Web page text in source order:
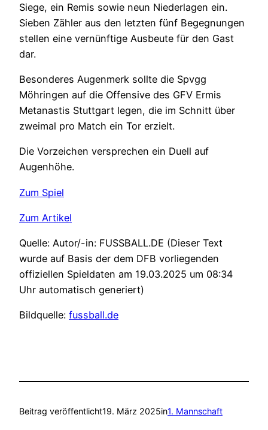
Siege, ein Remis sowie neun Niederlagen ein.
Sieben Zähler aus den letzten fünf Begegnungen
stellen eine vernünftige Ausbeute für den Gast
dar.
Besonderes Augenmerk sollte die Spvgg
Möhringen auf die Offensive des GFV Ermis
Metanastis Stuttgart legen, die im Schnitt über
zweimal pro Match ein Tor erzielt.
Die Vorzeichen versprechen ein Duell auf
Augenhöhe.
Zum Spiel
Zum Artikel
Quelle: Autor/-in: FUSSBALL.DE (Dieser Text
wurde auf Basis der dem DFB vorliegenden
offiziellen Spieldaten am 19.03.2025 um 08:34
Uhr automatisch generiert)
Bildquelle: fussball.de
Beitrag veröffentlicht19. März 2025in1. Mannschaft